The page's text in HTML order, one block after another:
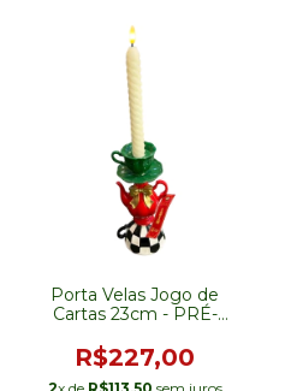
Porta Velas Jogo de
Cartas 23cm - PRÉ-
R$227,00